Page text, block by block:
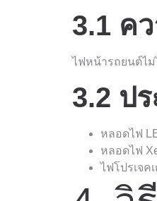
3.1 ค
ไฟหน้ารถยนต์ไม่
3.2 ป
หลอดไฟ
หลอดไฟ
ไฟโปรเจค